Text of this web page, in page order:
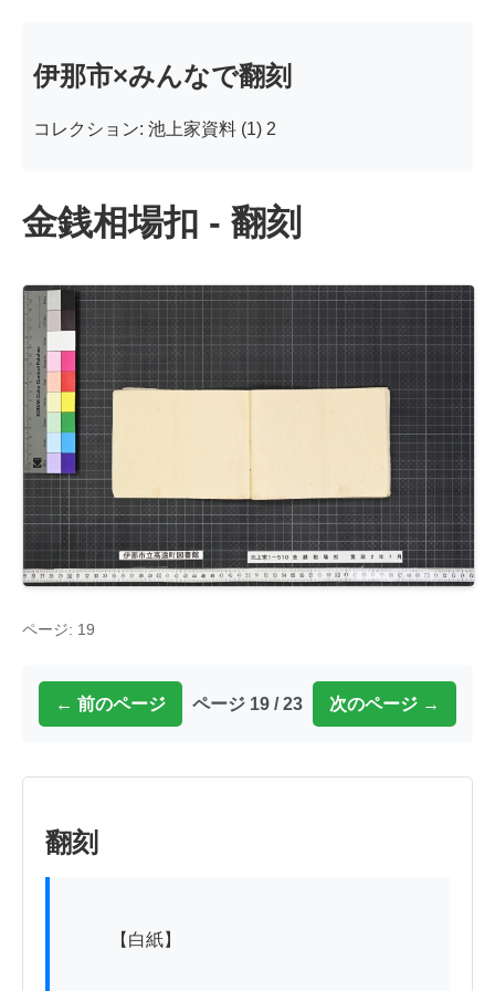
伊那市×みんなで翻刻
コレクション: 池上家資料 (1) 2
金銭相場扣 - 翻刻
ページ: 19
← 前のページ ページ 19 / 23 次のページ →
翻刻